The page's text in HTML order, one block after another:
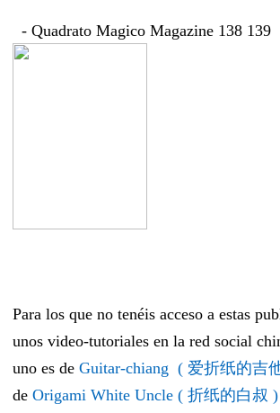
- Quadrato Magico Magazine 138 139
Para los que no tenéis acceso a estas
unos video-tutoriales en la red social
uno es de Guitar-chiang ( 爱折纸的吉
de Origami White Uncle ( 折纸的白叔 )